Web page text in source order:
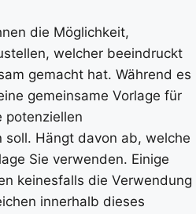
die Möglichkeit,
welcher beeindruckt
gemacht hat. Während es
gemeinsame Vorlage für
potenziellen
Hängt davon ab, welche
Sie verwenden. Einige
keinesfalls die Verwendung
innerhalb dieses